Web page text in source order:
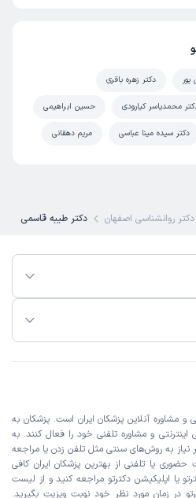
دکتر زهره باقری
محمدیاسر کیارودی حسین ابراهیمی
دکتر سیده مینا عباسی مریم دهقانی
دکتر روانشناسی اصفهان دکتر طیبه قاسمی
و مشاوره آنلاین پزشکان ایران است. پزشکان به
و مشاوره تلفنی خود را فعال کنند. به
نیاز به روش‌های سنتی مثل تلفن زدن یا مراجعه
یا تلفنی از بهترین پزشکان ایران کافی
یا اپلیکیشن دکترتو مراجعه کنید و از لیست
در زمان مورد نظر خود نوبت ویزیت بگیرید.